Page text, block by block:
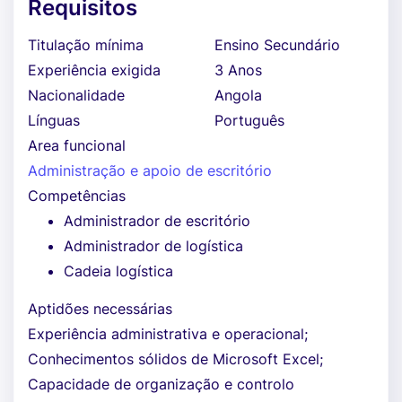
Requisitos
Titulação mínima
Ensino Secundário
Experiência exigida
3 Anos
Nacionalidade
Angola
Línguas
Português
Area funcional
Administração e apoio de escritório
Competências
Administrador de escritório
Administrador de logística
Cadeia logística
Aptidões necessárias
Experiência administrativa e operacional;
Conhecimentos sólidos de Microsoft Excel;
Capacidade de organização e controlo